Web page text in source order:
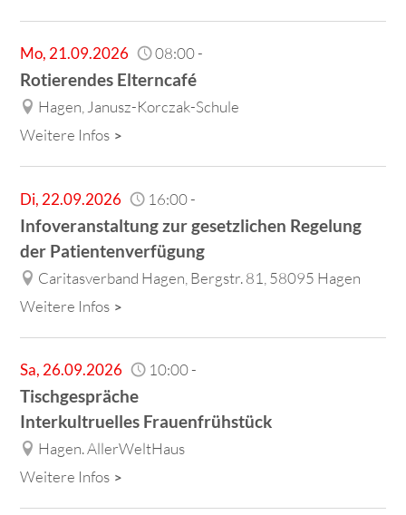
Mo, 21.09.2026 08:00-
Rotierendes Elterncafé
Hagen, Janusz-Korczak-Schule
Weitere Infos
Di, 22.09.2026 16:00-
Infoveranstaltung zur gesetzlichen Regelung
der Patientenverfügung
Caritasverband Hagen, Bergstr. 81, 58095 Hagen
Weitere Infos
Sa, 26.09.2026 10:00-
Tischgespräche
Interkultruelles Frauenfrühstück
Hagen. AllerWeltHaus
Weitere Infos